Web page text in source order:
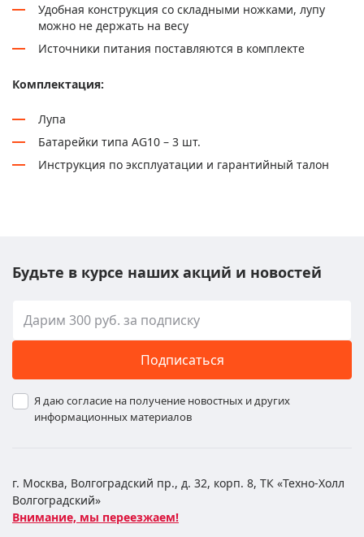
Удобная конструкция со складными ножками, лупу
можно не держать на весу
Источники питания поставляются в комплекте
Комплектация:
Лупа
Батарейки типа AG10 – 3 шт.
Инструкция по эксплуатации и гарантийный талон
Будьте в курсе наших акций и новостей
Подписаться
Я даю согласие на получение новостных и других
информационных материалов
г. Москва, Волгоградский пр., д. 32, корп. 8, ТК «Техно-Холл
Волгоградский»
Внимание, мы переезжаем!